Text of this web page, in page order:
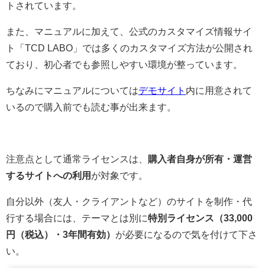
トされています。
また、マニュアルに加えて、公式のカスタマイズ情報サイ
ト「TCD LABO」では多くのカスタマイズ方法が公開され
ており、初心者でも参照しやすい環境が整っています。
ちなみにマニュアルについてはデモサイト 内に用意されて
いるので購入前でも読む事が出来ます。
注意点として通常ライセンスは、
購入者自身が所有・運営
するサイトへの利用 が対象です。
自分以外（友人・クライアントなど）のサイトを制作・代
行する場合には、テーマとは別に特別ライセンス（33,000
円（税込）・3年間有効） が必要になるので気を付けて下さ
い。